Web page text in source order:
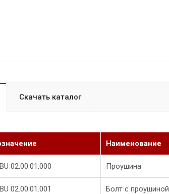
Скачать каталог
Наименование
02.00.01.000 Проушина
02.00.01.001 Болт с проушиной